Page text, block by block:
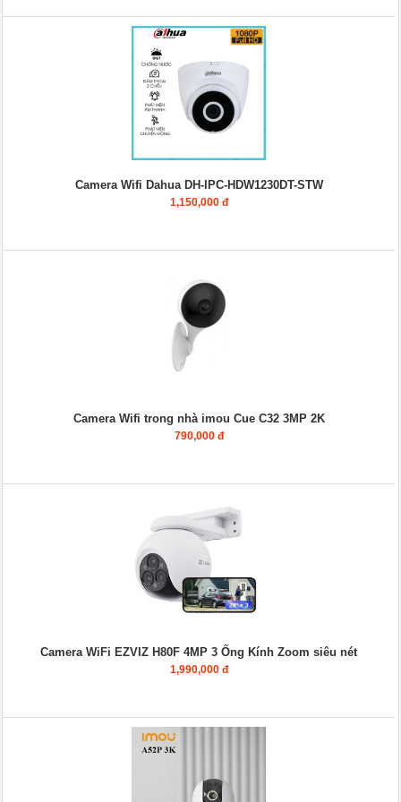
Camera Wifi Dahua DH-IPC-HDW1230DT-STW
1,150,000 đ
Camera Wifi trong nhà imou Cue C32 3MP 2K
790,000 đ
Camera WiFi EZVIZ H80F 4MP 3 Ống Kính Zoom siêu nét
1,990,000 đ